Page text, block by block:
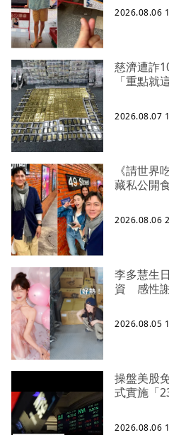
2026.08.06
慈濟遭詐
「重點就
2026.08.07
《請世
藏私公開
2026.08.06
李多慧生
資 感性
2026.08.05
操盤美股
式實施「
2026.08.06